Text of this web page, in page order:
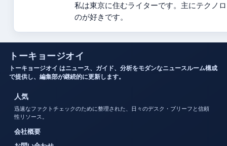
私は東京に住むライターです。主にテクノ
のが好きです。
トーキョージオイ
トーキョージオイ はニュース、ガイド、分析をモダンなニュースルーム構成
で提供し、編集部が継続的に更新します。
人気
迅速なファクトチェックのために整理された、日々のデスク・ブリーフと信頼
性リソース。
会社概要